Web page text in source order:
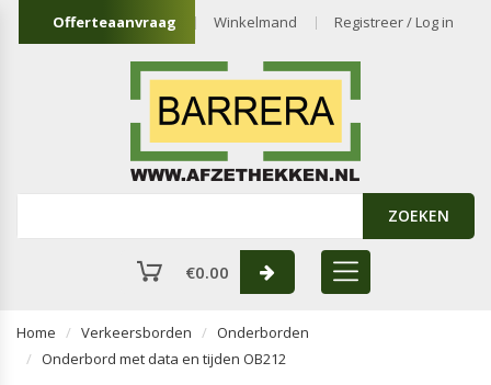
Offerteaanvraag Winkelmand Registreer / Log in
ZOEKEN
€0.00
Home Verkeersborden
Onderborden
Onderbord met data en tijden OB212